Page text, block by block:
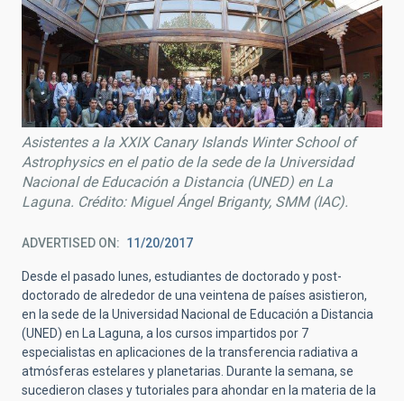
Asistentes a la XXIX Canary Islands Winter School of
Astrophysics en el patio de la sede de la Universidad
Nacional de Educación a Distancia (UNED) en La
Laguna. Crédito: Miguel Ángel Briganty, SMM (IAC).
ADVERTISED ON 11/20/2017
Desde el pasado lunes, estudiantes de doctorado y post-
doctorado de alrededor de una veintena de países asistieron,
en la sede de la Universidad Nacional de Educación a Distancia
(UNED) en La Laguna, a los cursos impartidos por 7
especialistas en aplicaciones de la transferencia radiativa a
atmósferas estelares y planetarias. Durante la semana, se
sucedieron clases y tutoriales para ahondar en la materia de la